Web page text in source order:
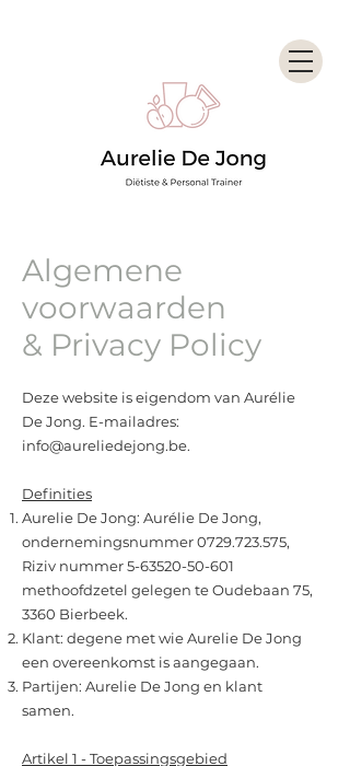
Algemene
voorwaarden
& Privacy Policy
Deze website is eigendom van Aurélie
De Jong. E-mailadres:
info@aureliedejong.be.
Definities
Aurelie De Jong: Aurélie De Jong,
ondernemingsnummer0729.723.575,
Riziv nummer5-63520-50-601
methoofdzetel gelegen te Oudebaan 75,
3360 Bierbeek.
Klant: degene met wie Aurelie De Jong
een overeenkomst is aangegaan.
Partijen: Aurelie De Jong en klant
samen.
Artikel 1 - Toepassingsgebied